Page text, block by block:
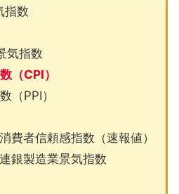
指数
気指数
（CPI）
（PPI）
費者信頼感指数（速報値）
銀製造業景気指数